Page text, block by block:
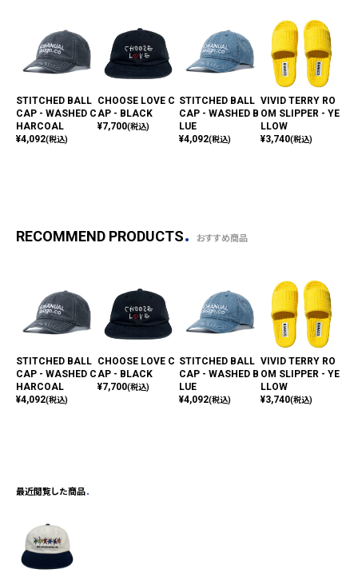
STITCHED BALL
CAP - WASHED C
HARCOAL
¥4,092(税込)
CHOOSE LOVE C
AP - BLACK
¥7,700(税込)
STITCHED BALL
CAP - WASHED B
LUE
¥4,092(税込)
VIVID TERRY RO
OM SLIPPER - YE
LLOW
¥3,740(税込)
RECOMMEND PRODUCTS おすすめ商品
STITCHED BALL
CAP - WASHED C
HARCOAL
¥4,092(税込)
CHOOSE LOVE C
AP - BLACK
¥7,700(税込)
STITCHED BALL
CAP - WASHED B
LUE
¥4,092(税込)
VIVID TERRY RO
OM SLIPPER - YE
LLOW
¥3,740(税込)
最近閲覧した商品